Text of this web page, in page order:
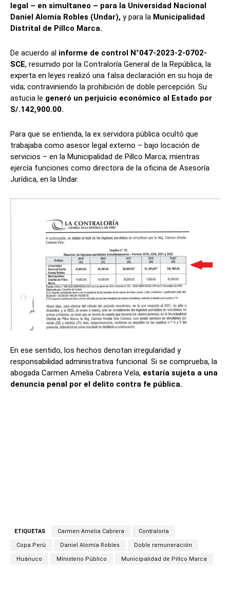
legal – en simultaneo – para la Universidad Nacional
Daniel Alomía Robles (Undar), y para la Municipalidad
Distrital de Pillco Marca.
De acuerdo al informe de control N°047-2023-2-0702-
SCE, resumido por la Contraloría General de la República, la
experta en leyes realizó una falsa declaración en su hoja de
vida; contraviniendo la prohibición de doble percepción. Su
astucia le generó un perjuicio económico al Estado por
S/.142,900.00.
Para que se entienda, la ex servidora pública ocultó que
trabajaba como asesor legal externo – bajo locación de
servicios – en la Municipalidad de Pillco Marca; mientras
ejercía funciones como directora de la oficina de Asesoría
Jurídica, en la Undar.
En ese sentido, los hechos denotan irregularidad y
responsabilidad administrativa funcional. Si se comprueba, la
abogada Carmen Amelia Cabrera Vela, estaría sujeta a una
denuncia penal por el delito contra fe pública.
ETIQUETAS Carmen Amelia Cabrera Contraloría
Copa Perú Daniel Alomía Robles Doble remuneración
Huánuco Ministerio Público Municipalidad de Pillco Marca